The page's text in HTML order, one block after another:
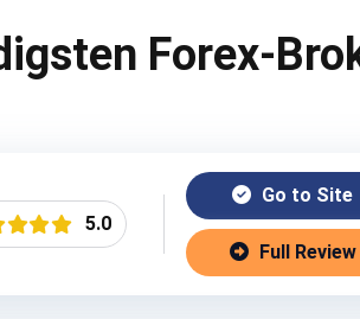
Forex-
5.0
Go to Site
Full Review